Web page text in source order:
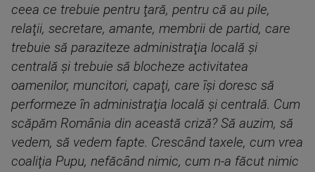
ceea ce trebuie pentru ţară, pentru că au pile,
relaţii, secretare, amante, membrii de partid, care
trebuie să paraziteze administraţia locală şi
centrală şi trebuie să blocheze activitatea
oamenilor, muncitori, capaţi, care îşi doresc să
performeze în administraţia locală şi centrală. Cum
scăpăm România din această criză? Să auzim, să
vedem, să vedem fapte. Crescând taxele, cum vrea
coaliţia Pupu, nefăcând nimic, cum n-a făcut nimic